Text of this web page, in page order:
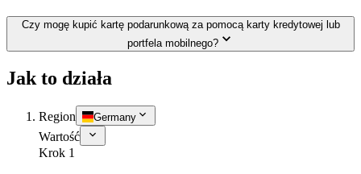
Czy mogę kupić kartę podarunkową za pomocą karty kredytowej lub
portfela mobilnego?
Jak to działa
Region Germany
Wartość
Krok 1